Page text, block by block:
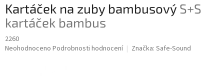
Kartáček na zuby bambusový S+S
kartáček bambus
2260
Průměrné
Neohodnoceno Podrobnosti hodnocení Značka: Safe-Sound